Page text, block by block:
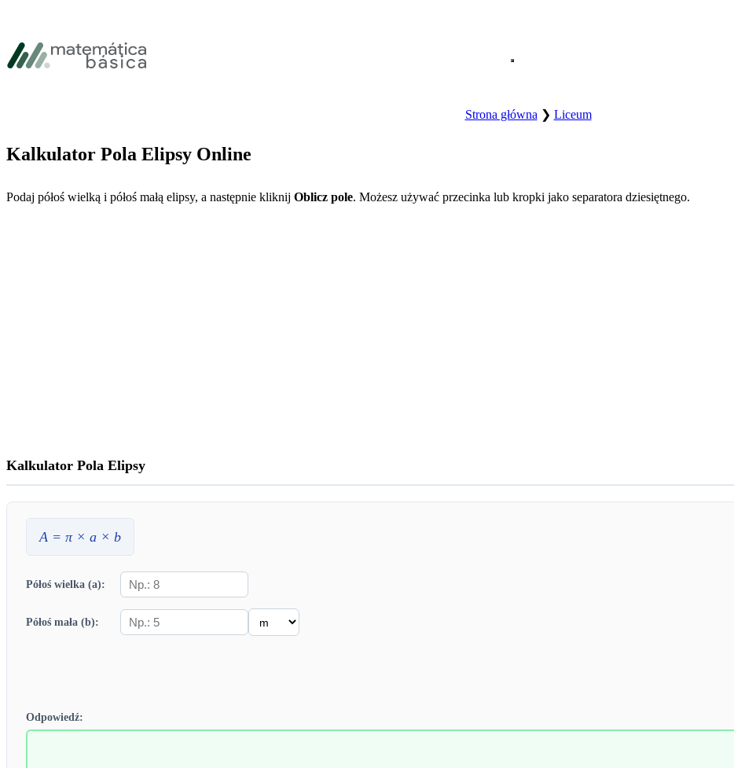
Przejdź do stopki
Strona główna ❯ Liceum
Kalkulator Pola Elipsy Online
Podaj półoś wielką i półoś małą elipsy, a następnie kliknij Oblicz pole. Możesz używać przecinka lub kropki jako separatora dziesiętnego.
Kalkulator Pola Elipsy
A = π × a × b
Półoś wielka (a):
Półoś mała (b):
Odpowiedź: